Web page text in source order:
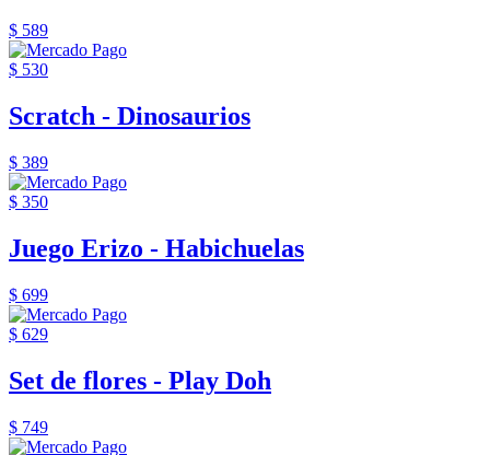
$ 589
$ 530
Scratch - Dinosaurios
$ 389
$ 350
Juego Erizo - Habichuelas
$ 699
$ 629
Set de flores - Play Doh
$ 749